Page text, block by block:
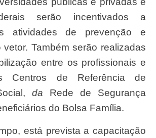
serão incentivados a
atividades de prevenção e
Também serão realizadas
entre os profissionais e
Centros de Referência de
da Rede de Segurança
do Bolsa Família.